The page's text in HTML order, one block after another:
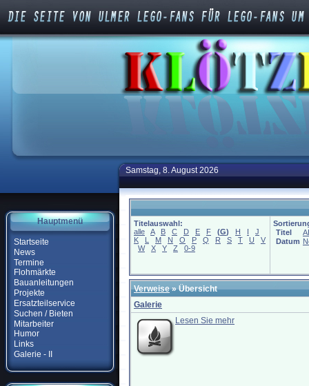
Hauptmenü
Startseite
News
Termine
Flohmärkte
Bauanleitungen
Projekte
Ersatzteilservice
Suchen / Bieten
Mitarbeiter
Humor
Links
Galerie - II
Samstag, 8. August 2026
Titelauswahl:
alle
A B C D E F (G) H I
J
K
L M N O P Q R S T U
V
W
X Y Z 0-9
Titel
Datum
Verweise» Übersicht
Galerie
Lesen Sie mehr